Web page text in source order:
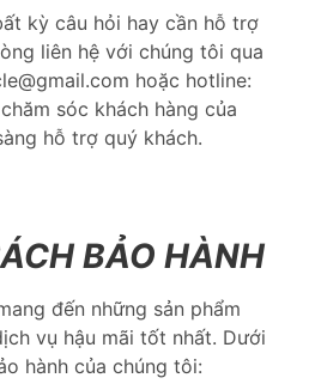
kỳ câu hỏi hay cần hỗ trợ
liên hệ với chúng tôi qua
hoặc hotline:
sóc khách hàng của
hỗ trợ quý khách.
BẢO HÀNH
đến những sản phẩm
vụ hậu mãi tốt nhất. Dưới
hành của chúng tôi: